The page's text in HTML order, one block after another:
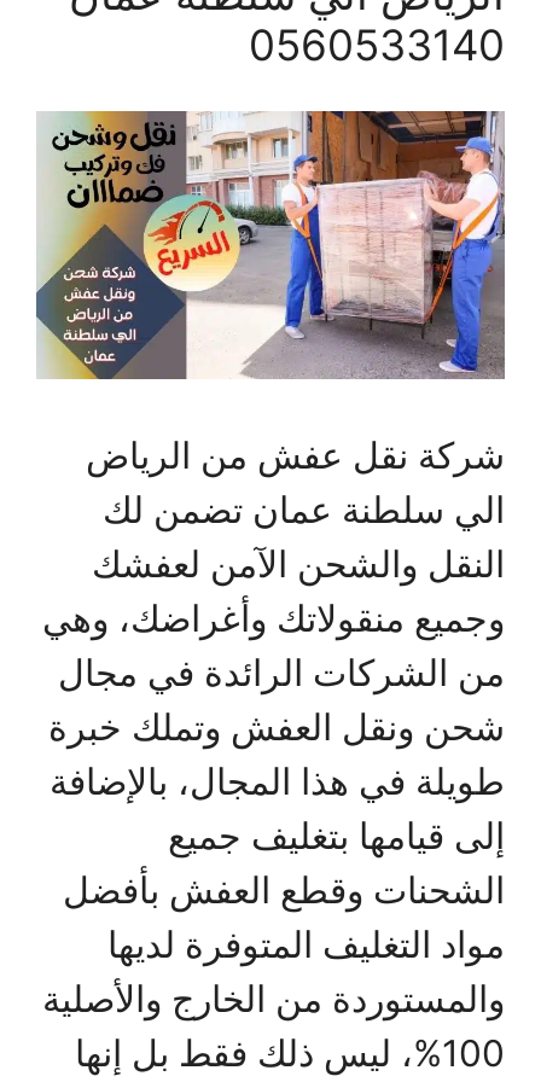
0560533140
شركة نقل عفش من الرياض
الي سلطنة عمان تضمن لك
النقل والشحن الآمن لعفشك
وجميع منقولاتك وأغراضك، وهي
من الشركات الرائدة في مجال
شحن ونقل العفش وتملك خبرة
طويلة في هذا المجال، بالإضافة
إلى قيامها بتغليف جميع
الشحنات وقطع العفش بأفضل
مواد التغليف المتوفرة لديها
والمستوردة من الخارج والأصلية
100%، ليس ذلك فقط بل إنها